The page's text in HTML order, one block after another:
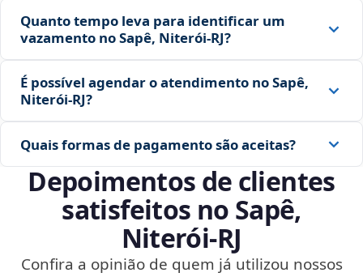
Quanto tempo leva para identificar um
vazamento no Sapê, Niterói‑RJ?
É possível agendar o atendimento no Sapê,
Niterói‑RJ?
Quais formas de pagamento são aceitas?
Depoimentos de clientes
satisfeitos no Sapê,
Niterói‑RJ
Confira a opinião de quem já utilizou nossos